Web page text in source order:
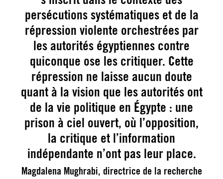
persécutions systématiques et de la
répression violente orchestrées par
les autorités égyptiennes contre
quiconque ose les critiquer. Cette
répression ne laisse aucun doute
quant à la vision que les autorités ont
de la vie politique en Égypte : une
prison à ciel ouvert, où l’opposition,
la critique et l’information
indépendante n’ont pas leur place.
Magdalena Mughrabi, directrice de la recherche